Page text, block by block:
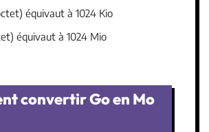
équivaut à 1024 Kio
équivaut à 1024 Mio
convertir Go en Mo